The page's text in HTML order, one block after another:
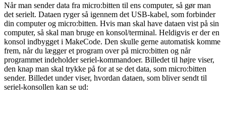
Når man sender data fra micro:bitten til ens computer, så gør man
det serielt. Dataen ryger så igennem det USB-kabel, som forbinder
din computer og micro:bitten. Hvis man skal have dataen vist på sin
computer, så skal man bruge en konsol/terminal. Heldigvis er der en
konsol indbygget i MakeCode. Den skulle gerne automatisk komme
frem, når du lægger et program over på micro:bitten og når
programmet indeholder seriel-kommandoer. Billedet til højre viser,
den knap man skal trykke på for at se det data, som micro:bitten
sender. Billedet under viser, hvordan dataen, som bliver sendt til
seriel-konsollen kan se ud: